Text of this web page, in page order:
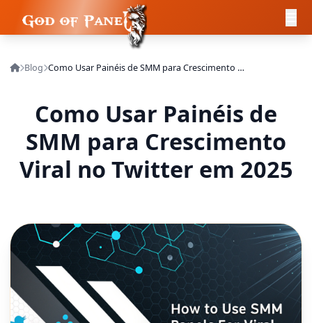
Blog Como Usar Painéis de SMM para Crescimento Viral no Twitter em 2025
Como Usar Painéis de
SMM para Crescimento
Viral no Twitter em 2025